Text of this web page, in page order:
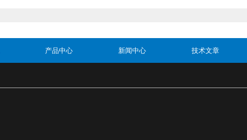
产品中心 新闻中心 技术文章